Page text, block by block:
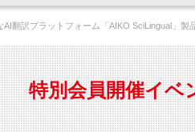
閉じる
イベントレ
LINK-J主催
LINK-J協賛
What's "UNIKORN"？
ベンチャーインタビュー
サポーターコラム
人と情報の
会員プレス
募集
Why in Nihonbashi
サポーター紹介
パンフレット
特別会員について
オフィス・ラボ
翻訳プラットフォーム「AIKO SciLingual」製
特別会員開催イベ